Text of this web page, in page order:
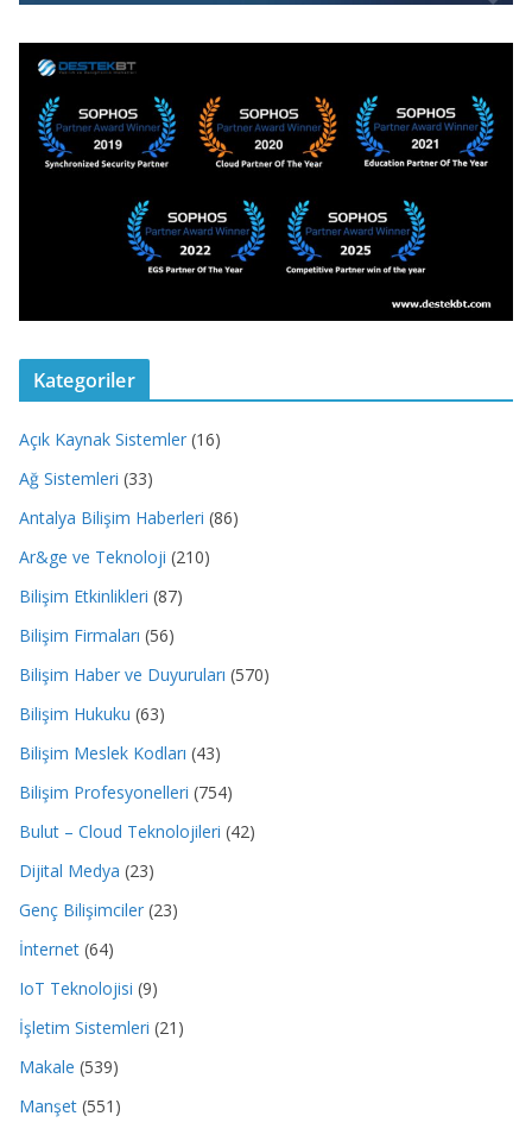
Kategoriler
Açık Kaynak Sistemler (16)
Ağ Sistemleri (33)
Antalya Bilişim Haberleri (86)
Ar&ge ve Teknoloji (210)
Bilişim Etkinlikleri (87)
Bilişim Firmaları (56)
Bilişim Haber ve Duyuruları (570)
Bilişim Hukuku (63)
Bilişim Meslek Kodları (43)
Bilişim Profesyonelleri (754)
Bulut – Cloud Teknolojileri (42)
Dijital Medya (23)
Genç Bilişimciler (23)
İnternet (64)
IoT Teknolojisi (9)
İşletim Sistemleri (21)
Makale (539)
Manşet (551)